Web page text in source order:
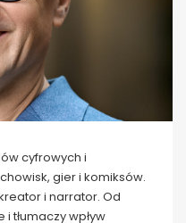
cyfrowych i
gier i komiksów.
i narrator. Od
tłumaczy wpływ